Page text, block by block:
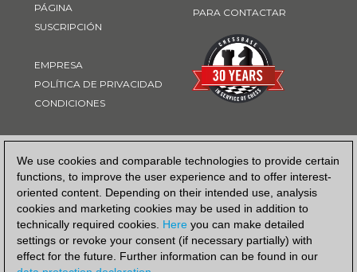
We use cookies and comparable technologies to provide certain
functions, to improve the user experience and to offer interest-
oriented content. Depending on their intended use, analysis
cookies and marketing cookies may be used in addition to
technically required cookies. Here you can make detailed
settings or revoke your consent (if necessary partially) with
effect for the future. Further information can be found in our
PÁGINA
SUSCRIPCIÓN
EMPRESA
POLÍTICA DE PRIVACIDAD
CONDICIONES
PARA CONTACTAR
FORMA DE PAGO